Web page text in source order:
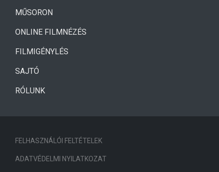
MŰSORON
ONLINE FILMNÉZÉS
FILMIGÉNYLÉS
SAJTÓ
RÓLUNK
FELHASZNÁLÓI FELTÉTELEK
ADATVÉDELMI NYILATKOZAT